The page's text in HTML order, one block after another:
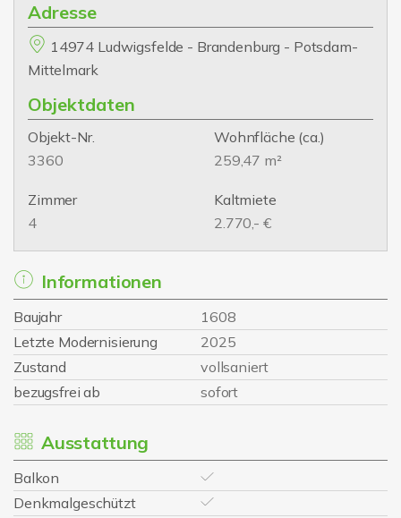
Adresse
14974 Ludwigsfelde - Brandenburg - Potsdam-
Mittelmark
Objektdaten
Objekt-Nr.
3360
Wohnfläche (ca.)
259,47 m²
Zimmer
4
Kaltmiete
2.770,- €
Informationen
Baujahr
1608
Letzte Modernisierung
2025
Zustand
vollsaniert
bezugsfrei ab
sofort
Ausstattung
Balkon
Denkmalgeschützt